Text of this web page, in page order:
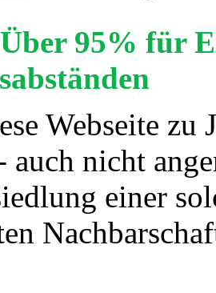
95% für
Webseite
auch nicht
einer